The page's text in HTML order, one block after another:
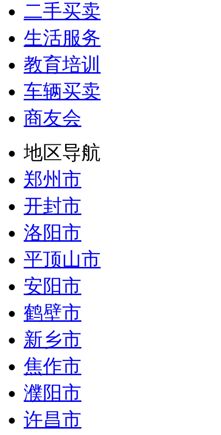
二手买卖
生活服务
教育培训
车辆买卖
商友会
地区导航
郑州市
开封市
洛阳市
平顶山市
安阳市
鹤壁市
新乡市
焦作市
濮阳市
许昌市